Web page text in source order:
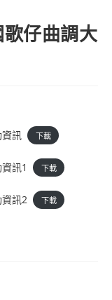
仔曲調大
訊 下載
訊1 下載
訊2 下載